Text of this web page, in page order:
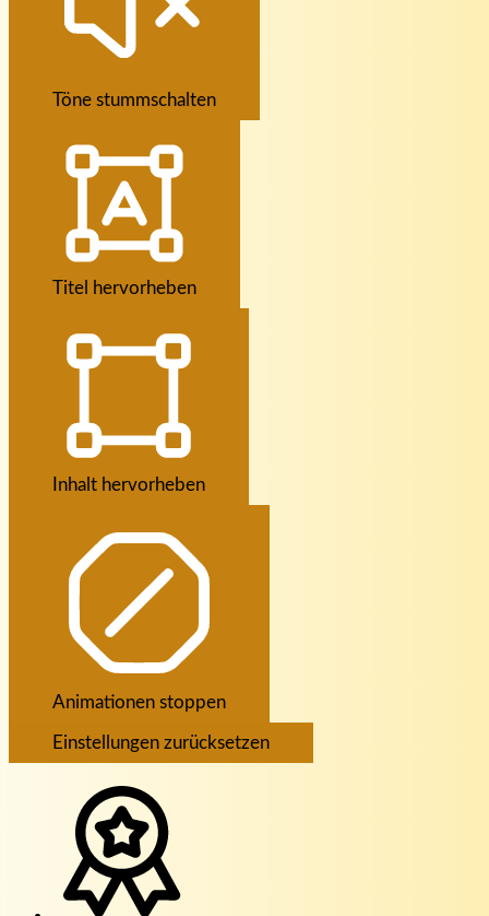
Töne stummschalten
Titel hervorheben
Inhalt hervorheben
Animationen stoppen
Einstellungen zurücksetzen